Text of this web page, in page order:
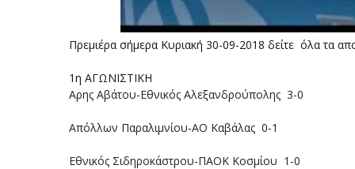
Πρεμιέρα σήμερα Κυριακή 30-09-2018 δείτε όλα τα
1η ΑΓΩΝΙΣΤΙΚΗ
Αρης Αβάτου-Εθνικός Αλεξανδρούπολης 3-0
Απόλλων Παραλιμνίου-ΑΟ Καβάλας 0-1
Εθνικός Σιδηροκάστρου-ΠΑΟΚ Κοσμίου 1-0